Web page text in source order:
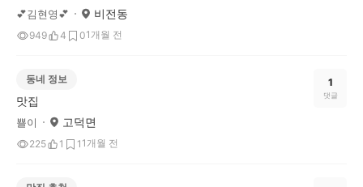
💕김현영💕 비전동
949 4 01개월 전
동네 정보
맛집
뾸이 고덕면
225 1 1 1개월 전
1
댓글